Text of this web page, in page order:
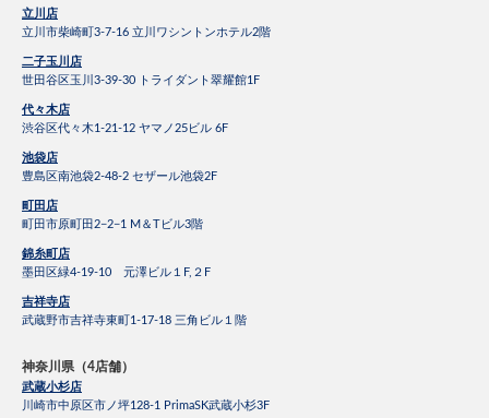
立川店
立川市柴崎町3-7-16 立川ワシントンホテル2階
二子玉川店
世田谷区玉川3-39-30 トライダント翠耀館1F
代々木店
渋谷区代々木1-21-12 ヤマノ25ビル 6F
池袋店
豊島区南池袋2-48-2 セザール池袋2F
町田店
町田市原町田2−2−1 M＆Tビル3階
錦糸町店
墨田区緑4-19-10 元澤ビル１F,２F
吉祥寺店
武蔵野市吉祥寺東町1-17-18 三角ビル１階
神奈川県（4店舗）
武蔵小杉店
川崎市中原区市ノ坪128-1 PrimaSK武蔵小杉3F